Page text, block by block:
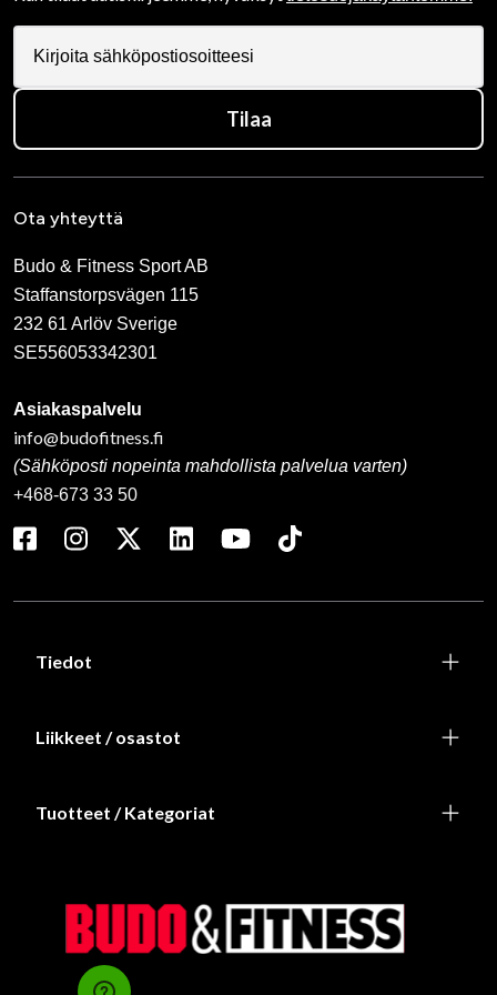
Tilaa
Ota yhteyttä
Budo & Fitness Sport AB
Staffanstorpsvägen 115
232 61 Arlöv Sverige
SE556053342301
Asiakaspalvelu
info@budofitness.fi
(Sähköposti nopeinta mahdollista palvelua varten)
+468-673 33 50
Tiedot
Liikkeet / osastot
Tuotteet / Kategoriat